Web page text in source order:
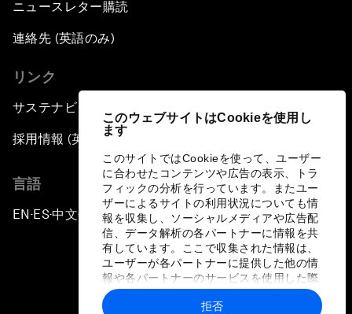
このウェブサイトはCookieを使用し
ます
このサイトではCookieを使って、ユーザー
に合わせたコンテンツや広告の表示、トラ
フィックの分析を行っています。またユー
ザーによるサイトの利用状況についても情
報を収集し、ソーシャルメディアや広告配
信、データ解析の各パートナーに情報を共
有しています。ここで収集された情報は、
ユーザーが各パートナーに提供した他の情
報や各パートナーのサービスを使用した際
に収集された情報と組み合わされ、各パー
トナーによって使用されることがありま
拒否
ニュースレター購読
連絡先 (英語のみ)
リンク
サステナビリティへの取り組み
採用情報 (英語のみ)
言語
EN ▪ES▪中文▪ 日本語